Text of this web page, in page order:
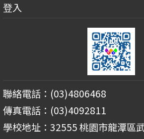
登入
聯絡電話：(03)4806468
傳真電話：(03)4092811
學校地址：32555 桃園市龍潭區